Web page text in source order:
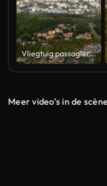
Vliegtuig passagier weergave vliegen boven Vilnius Old Town
Meer video’s in de scène